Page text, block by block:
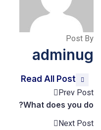
Read All
What does